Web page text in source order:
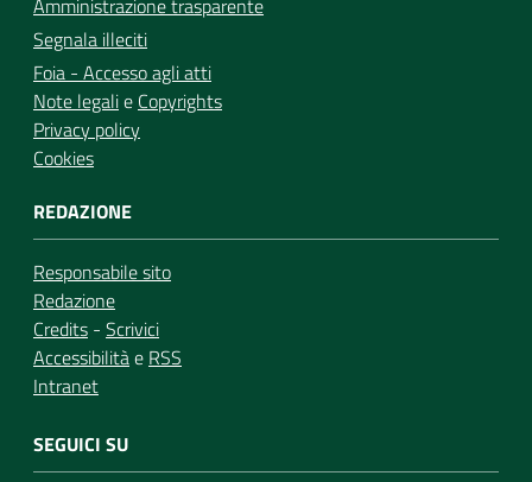
Amministrazione trasparente
Segnala illeciti
Foia - Accesso agli atti
Note legalie Copyrights
Privacy policy
Cookies
REDAZIONE
Responsabile sito
Redazione
Credits - Scrivici
Accessibilitàe RSS
Intranet
SEGUICI SU